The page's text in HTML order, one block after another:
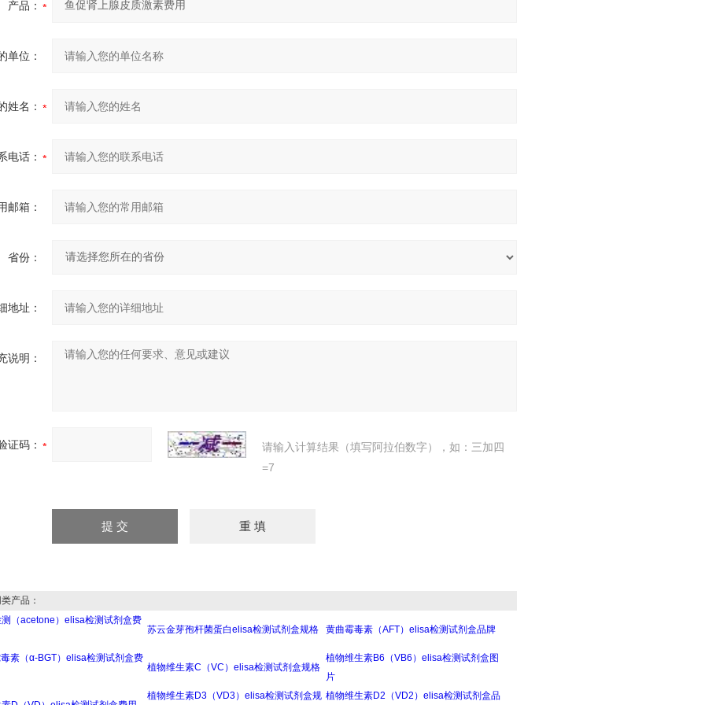
产品：
单位：
姓名：
电话：
邮箱：
省份：
地址：
说明：
证码：
请输入计算结果（填写阿拉伯数字），如：三加四
=7
产品：
（acetone）elisa检测试剂盒费
苏云金芽孢杆菌蛋白elisa检测试剂盒规格 黄曲霉毒素（AFT）elisa检测试剂盒品牌
素（α-BGT）elisa检测试剂盒费
植物维生素C（VC）elisa检测试剂盒规格
植物维生素B6（VB6）elisa检测试剂盒图
片
植物维生素D3（VD3）elisa检测试剂盒规 植物维生素D2（VD2）elisa检测试剂盒品